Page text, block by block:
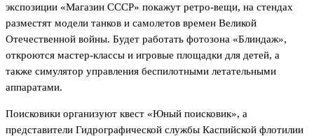
экспозиции «Магазин СССР» покажут ретро-вещи, на стендах
разместят модели танков и самолетов времен Великой
Отечественной войны. Будет работать фотозона «Блиндаж»,
откроются мастер-классы и игровые площадки для детей, а
также симулятор управления беспилотными летательными
аппаратами.
Поисковики организуют квест «Юный поисковик», а
представители Гидрографической службы Каспийской флотилии